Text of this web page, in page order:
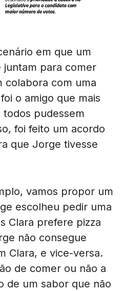
em que um
juntam para comer
colabora com uma
o amigo que mais
pudessem
foi feito um acordo
que Jorge tivesse
vamos propor um
escolheu pedir uma
Clara prefere pizza
não consegue
Clara, e vice-versa.
de comer ou não a
de um sabor que não